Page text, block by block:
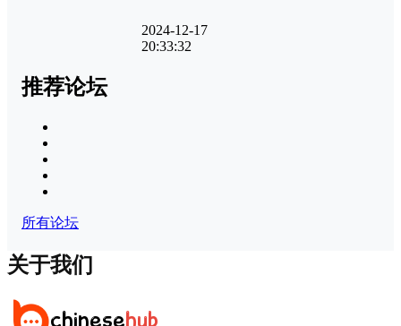
2024-12-17
20:33:32
推荐论坛
所有论坛
关于我们